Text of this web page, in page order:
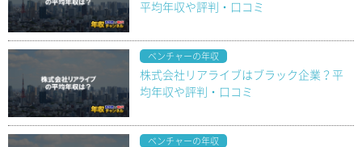
平均年収や評判・口コミ
ベンチャーの年収
株式会社リアライブはブラック企業？平
均年収や評判・口コミ
ベンチャーの年収